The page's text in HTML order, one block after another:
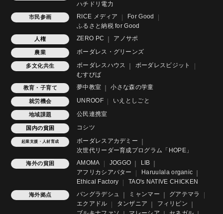
ハチドリ電力
市民参画 RICE メディア
For Good
ふるさと納税 for Good
人権 ZERO PC アノサポ
農業 ボーダレス・グリーンズ
多文化共生 ボーダレスハウス
ボーダレスビジット
むすびば
教育・子育て 夢中教室 小さな森の学童
就労機会 UNROOF いえとしごと
地域課題 公民連携室
国内の貧困 コシツ
起業支援・人材育成
ボーダレスアカデミー
次世代リーダー育成プログラム「HOPE」
海外の貧困 AMOMA JOGGO
LIB
アフリカシアバター
Haruulala organic
Ethical Factory
TAO's NATIVE CHICKEN
海外拠点 バングラデシュ ミャンマー
グアテマラ
エクアドル
タンザニア
フィリピン